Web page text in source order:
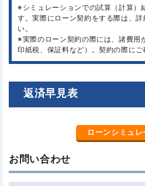
※シミュレーションでの試算（計算）
す。実際にローン契約をする際は、
い。
※実際のローン契約の際には、諸費用
印紙税、保証料など）。契約の際にご
返済早見表
ローンシミュレ
お問い合わせ